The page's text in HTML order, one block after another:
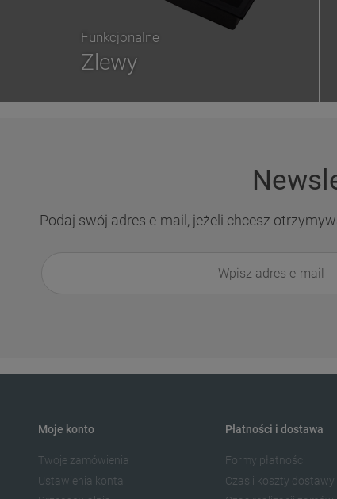
Funkcjonalne
Zlewy
Podaj swój adres e-mail, jeżeli chcesz
Moje konto
Twoje zamówienia
Ustawienia konta
Płatności i dostawa
Formy płatności
Czas i koszty dostawy